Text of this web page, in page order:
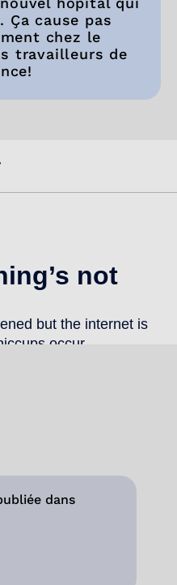
Ça cause pas
chez le
travailleurs de
dans